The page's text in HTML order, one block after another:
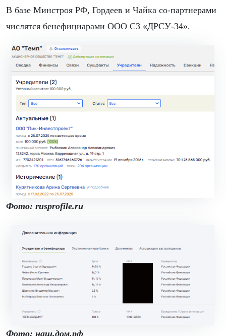
В базе Минстроя РФ, Гордеев и Чайка со-партнерами
числятся бенефициарами ООО СЗ «ДРСУ-34».
Фото: rusprofile.ru
Фото: наш.дом.рф